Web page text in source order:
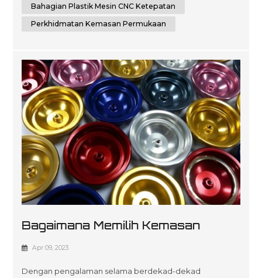
pembuatan peranti perubatan, elektronik dan
pembungkusan. Kepakaran kami terletak pada
Bahagian Plastik Mesin CNC Ketepatan
Perkhidmatan Kemasan Permukaan
Bagaimana Memilih Kemasan
Permukaan Yang Tepat Untuk
Apr 09, 2023
Dengan pengalaman selama berdekad-dekad